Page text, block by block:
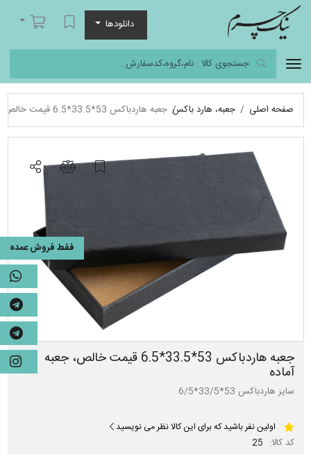
دانلودها
لیست مورد علاقه
سبد خرید
صفحه اصلی جعبه، هارد باکس جعبه هاردباکس 53*33.5*6.5 قیمت خالص، جعبه آماده
جعبه هاردباکس 53*33.5*6.5 قیمت خالص، جعبه
آماده
سایز هاردباکس 53*33/5*6/5
اولین نفر باشید که برای این کالا نظر می نویسید
کد کالا: 25
فقط فروش عمده